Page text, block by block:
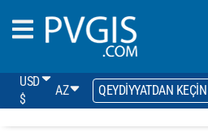
USD
$
AZ QEYDIYYATDAN KEÇIN